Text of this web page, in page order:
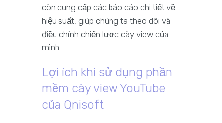
còn cung cấp các báo cáo chi tiết về
hiệu suất, giúp chúng ta theo dõi và
điều chỉnh chiến lược cày view của
mình.
Lợi ích khi sử dụng phần
mềm cày view YouTube
của Qnisoft